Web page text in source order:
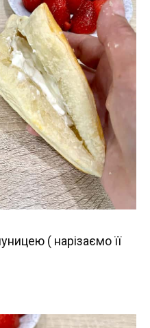
( нарізаємо її